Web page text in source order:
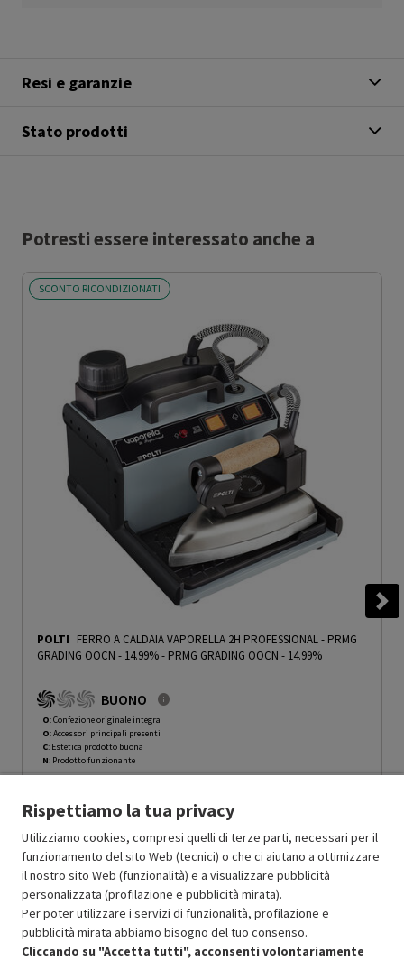
Resi e garanzie
Stato prodotti
Potresti essere interessato anche a
SCONTO RICONDIZIONATI
POLTI FERRO A CALDAIA VAPORELLA 2H PROFESSIONAL - PRMG
GRADING OOCN - 14.99%- PRMG GRADING OOCN - 14.99%
BUONO
O: Confezione originale integra
O: Accessori principali presenti
C: Estetica prodotto buona
N: Prodotto funzionante
Ricondizionato Prezzo ridotto da
97.32a -50%
In Promozione 48.66
Aggiungi al carrello
SCONTO RICONDIZIONATI
Rispettiamo la tua privacy
Utilizziamo cookies, compresi quelli di terze parti, necessari per il
funzionamento del sito Web (tecnici) o che ci aiutano a ottimizzare
il nostro sito Web (funzionalità) e a visualizzare pubblicità
personalizzata (profilazione e pubblicità mirata).
Per poter utilizzare i servizi di funzionalità, profilazione e
pubblicità mirata abbiamo bisogno del tuo consenso.
Cliccando su "Accetta tutti", acconsenti volontariamente